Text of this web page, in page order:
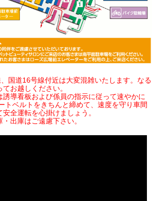
国道16号線付近は大変混雑いたします。なる
お越しください。
導看板および係員の指示に従って速やかに
トベルトをきちんと締めて、速度を守り車間
全運転を心掛けましょう。
出庫はご遠慮下さい。